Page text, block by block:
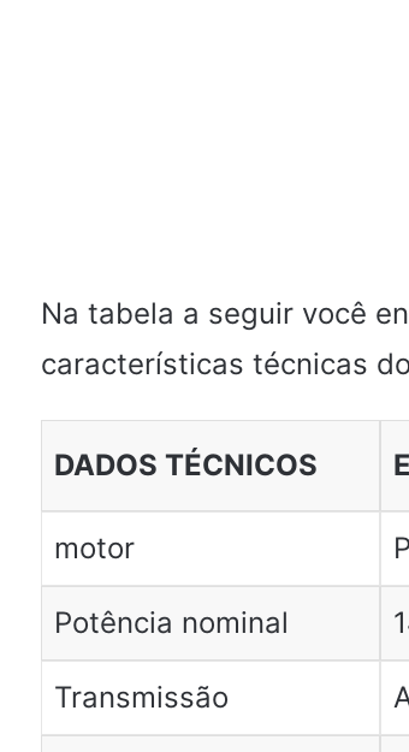
Na tabela a seguir você
características técnicas
DADOS TÉCNICOS
motor
Potência nominal
Transmissão